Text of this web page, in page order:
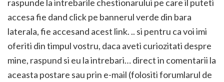
raspunde la intrebarile chestionarului pe care il puteti
accesa fie dand click pe bannerul verde din bara
laterala, fie accesand acest link. .. si pentru ca voi imi
oferiti din timpul vostru, daca aveti curiozitati despre
mine, raspund si eu la intrebari… direct in comentarii la
aceasta postare sau prin e-mail (folositi forumlarul de